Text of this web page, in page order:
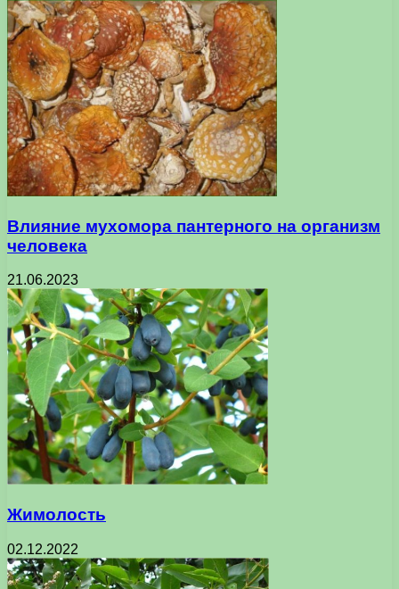
Влияние мухомора пантерного на организм
человека
21.06.2023
Жимолость
02.12.2022